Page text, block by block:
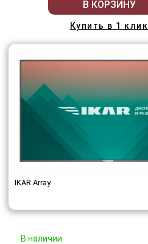
В КОРЗИНУ
Купить в 1 клик
IKAR Array
В наличии